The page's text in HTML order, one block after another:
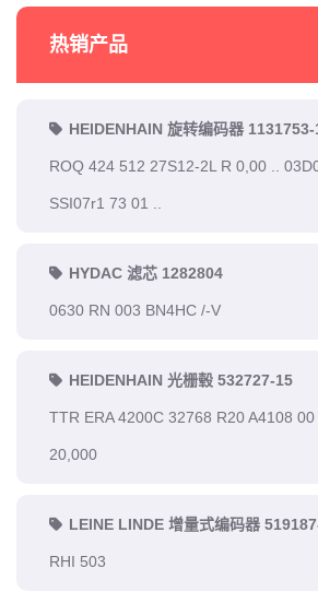
热销产品
HEIDENHAIN 旋转编码器 1131753-
ROQ 424 512 27S12-2L R 0,00 ..
SSI07r1 73 01 ..
HYDAC 滤芯 1282804
0630 RN 003 BN4HC /-V
HEIDENHAIN 光栅毂 532727-15
TTR ERA 4200C 32768 R20 A4108
20,000
LEINE LINDE 增量式编码器
RHI 503